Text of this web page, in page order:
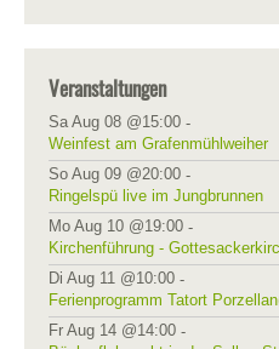
Veranstaltungen
Sa Aug 08 @15:00 -
Weinfest am Grafenmühlweiher
So Aug 09 @20:00 -
Ringelspü live im Jungbrunnen
Mo Aug 10 @19:00 -
Kirchenführung -
Di Aug 11 @10:00 -
Ferienprogramm Tatort
Fr Aug 14 @14:00 -